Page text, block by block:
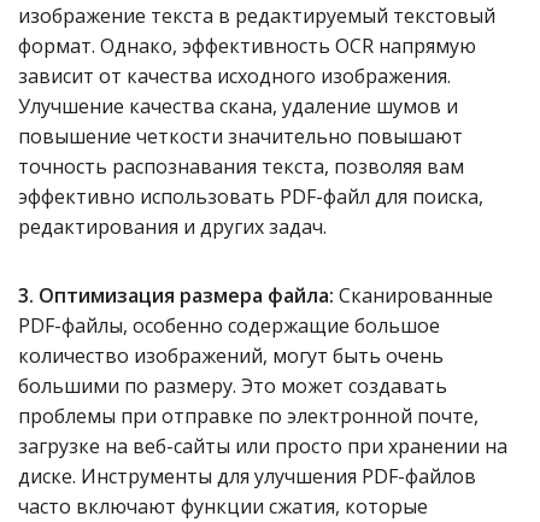
изображение текста в редактируемый текстовый
формат. Однако, эффективность OCR напрямую
зависит от качества исходного изображения.
Улучшение качества скана, удаление шумов и
повышение четкости значительно повышают
точность распознавания текста, позволяя вам
эффективно использовать PDF-файл для поиска,
редактирования и других задач.
3. Оптимизация размера файла: Сканированные
PDF-файлы, особенно содержащие большое
количество изображений, могут быть очень
большими по размеру. Это может создавать
проблемы при отправке по электронной почте,
загрузке на веб-сайты или просто при хранении на
диске. Инструменты для улучшения PDF-файлов
часто включают функции сжатия, которые